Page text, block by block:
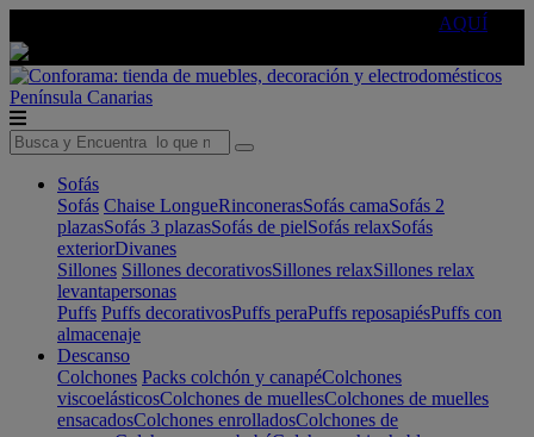
AQUÍ
Península Canarias
Sofás
Sofás Chaise LongueRinconerasSofás camaSofás 2
plazasSofás 3 plazasSofás de pielSofás relaxSofás
exteriorDivanes
Sillones Sillones decorativosSillones relaxSillones relax
levantapersonas
Puffs Puffs decorativosPuffs peraPuffs reposapiésPuffs con
almacenaje
Descanso
Colchones Packs colchón y canapéColchones
viscoelásticosColchones de muellesColchones de muelles
ensacadosColchones enrolladosColchones de